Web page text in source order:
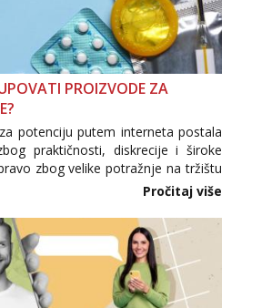
PROIZVODE ZA
potenciju putem interneta postala
praktičnosti, diskrecije i široke
zbog velike potražnje na tržištu
krivotvoreni proizvodi, nepouzdane
proizvodi nepoznatog podrijetla. ...
Pročitaj više